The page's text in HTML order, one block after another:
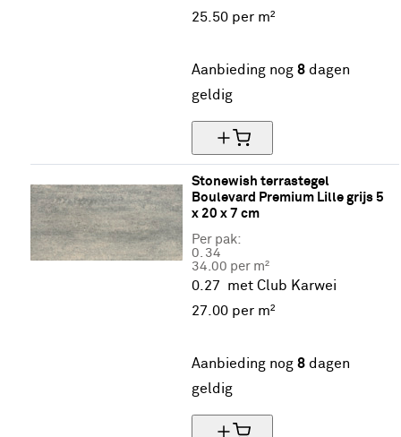
25. 50 per m²
Aanbieding nog 8 dagen
geldig
Stonewish terrastegel
Boulevard Premium Lille grijs 5
x 20 x 7 cm
Per pak:
0. 34
34.00 per m²
0.27
met Club Karwei
27. 00 per m²
Aanbieding nog 8 dagen
geldig